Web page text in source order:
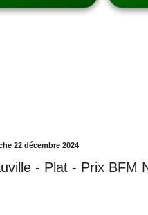
22 décembre 2024
- Plat - Prix BFM